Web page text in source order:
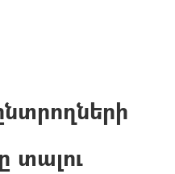
տալու